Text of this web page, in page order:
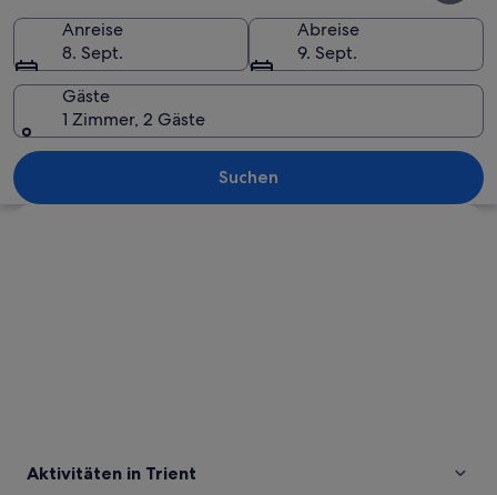
Ein historischer Platz mit einem
Anreise
8. Sept.
Abreise
9. Sept.
Gäste
1 Zimmer, 2 Gäste
Suchen
Aktivitäten in Trient